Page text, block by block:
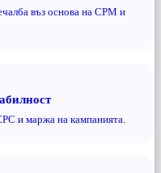
въз основа на CPM и
и маржа на кампанията.